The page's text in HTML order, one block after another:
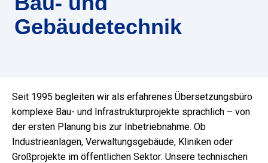
Gebäudetechnik
Seit 1995 begleiten wir als erfahrenes Übersetzungsbüro
komplexe Bau- und Infrastrukturprojekte sprachlich – von
der ersten Planung bis zur Inbetriebnahme. Ob
Industrieanlagen, Verwaltungsgebäude, Kliniken oder
Großprojekte im öffentlichen Sektor: Unsere technischen